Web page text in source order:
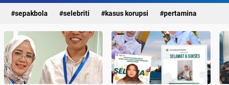
sepakbola selebriti kasus korupsi pertamina